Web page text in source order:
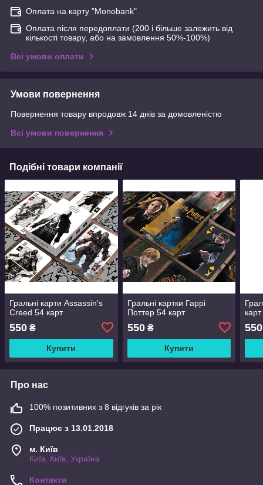
Оплата на карту "Monobank"
Оплата після передоплати (200 і більше залежить від
кількості товару, або на замовлення 50%-100%)
Всі умови оплати
Умови повернення
Повернення товару впродовж 14 днів за домовленістю
Всі умови повернення
Подібні товари компанії
Гральні карти Assassin's
Creed 54 карт
550 ₴
Купити
Гральні картки Гаррі
Поттер 54 карт
550₴
Купити
карт
550
Про нас
100% позитивних з 8 відгуків за рік
Працює з 13.01.2018
м. Київ
Київ, Київ, Україна
Контакти